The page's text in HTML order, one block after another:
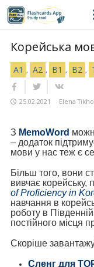
Корейська
A1 , A2 , B1 , B2 ,
25.02.2021 Elena
З MemoWord
– додаток
мови у нас теж є
Більш того, вони
вивчає корейську,
of Proficiency in
навчання в
роботу в
постійного місця
Скоріше
Сленг для